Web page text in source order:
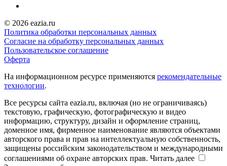
© 2026 eazia.ru
Политика обработки персональных данных
Согласие на обработку персональных данных
Пользовательское соглашение
Оферта
На информационном ресурсе применяются рекомендательные
технологии.
Все ресурсы сайта eazia.ru, включая (но не ограничиваясь)
текстовую, графическую, фотографическую и видео
информацию, структуру, дизайн и оформление страниц,
доменное имя, фирменное наименование являются объектами
авторского права и прав на интеллектуальную собственность,
защищены российским законодательством и международными
соглашениями об охране авторских прав. Читать далее